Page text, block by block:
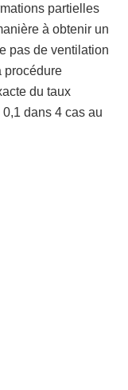
partielles
à obtenir un
pas de ventilation
procédure
du taux
dans 4 cas au